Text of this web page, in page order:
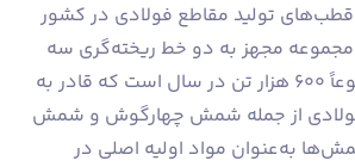
قطب‌های تولید مقاطع فولادی در کشور
مجهز به دو خط ریخته‌گری سه
شاخه با ظرفیت مجموعاً ۶۰۰ هزار تن در سال است که قادر به
از جمله شمش چهارگوش و شمش
به‌عنوان مواد اولیه اصلی در